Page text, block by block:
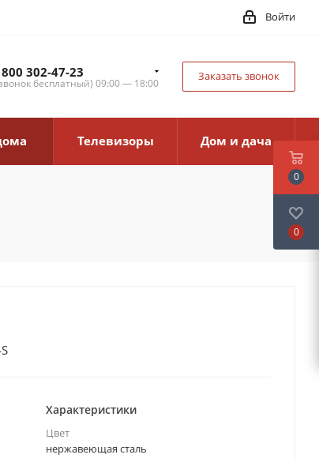
Войти
302-47-23
бесплатный) 09:00 — 18:00
Заказать звонок
Телевизоры Дом и дача
Характеристики
Цвет
нержавеющая сталь
0
0